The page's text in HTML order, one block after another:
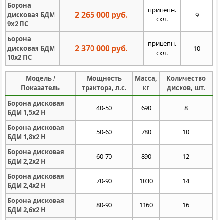
Борона
дисковая БДМ
9х2 ПС
2 265 000 руб.
прицепн.
скл.
9
Борона
дисковая БДМ
10х2 ПС
2 370 000 руб.
прицепн.
скл.
10
Модель /
Показатель
Мощность
трактора, л.с.
Масса,
кг
Количество
дисков, шт.
Борона дисковая
БДМ 1,5х2 Н
40-50 690 8
Борона дисковая
БДМ 1,8х2 Н
50-60 780 10
Борона дисковая
БДМ 2,2х2 Н
60-70 890 12
Борона дисковая
БДМ 2,4х2 Н
70-90 1030 14
Борона дисковая
БДМ 2,6х2 Н
80-90 1160 16